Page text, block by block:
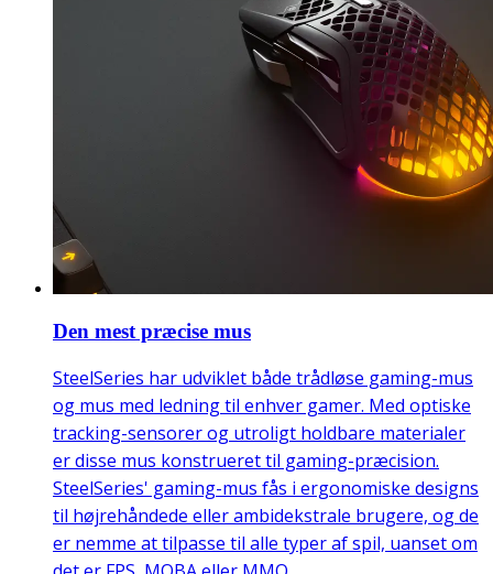
Den mest præcise mus
SteelSeries har udviklet både trådløse gaming-mus
og mus med ledning til enhver gamer. Med optiske
tracking-sensorer og utroligt holdbare materialer
er disse mus konstrueret til gaming-præcision.
SteelSeries' gaming-mus fås i ergonomiske designs
til højrehåndede eller ambidekstrale brugere, og de
er nemme at tilpasse til alle typer af spil, uanset om